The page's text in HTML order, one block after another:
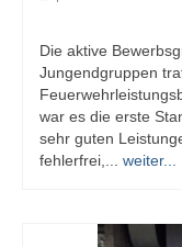
Die aktive
Jungendgruppen
war es die erste
sehr guten
fehlerfrei,... weiter...